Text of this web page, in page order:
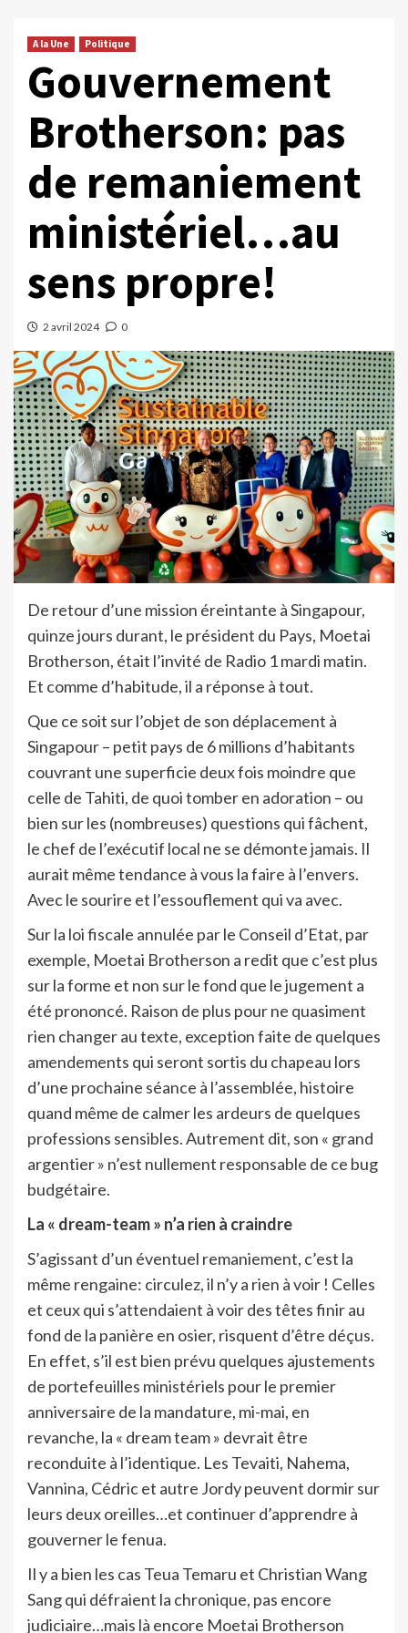
A la Une Politique
Gouvernement
Brotherson: pas
de remaniement
ministériel…au
sens propre!
2 avril 2024 0
De retour d’une mission éreintante à Singapour,
quinze jours durant, le président du Pays, Moetai
Brotherson, était l’invité de Radio 1 mardi matin.
Et comme d’habitude, il a réponse à tout.
Que ce soit sur l’objet de son déplacement à
Singapour – petit pays de 6 millions d’habitants
couvrant une superficie deux fois moindre que
celle de Tahiti, de quoi tomber en adoration – ou
bien sur les (nombreuses) questions qui fâchent,
le chef de l’exécutif local ne se démonte jamais. Il
aurait même tendance à vous la faire à l’envers.
Avec le sourire et l’essouflement qui va avec.
Sur la loi fiscale annulée par le Conseil d’Etat, par
exemple, Moetai Brotherson a redit que c’est plus
sur la forme et non sur le fond que le jugement a
été prononcé. Raison de plus pour ne quasiment
rien changer au texte, exception faite de quelques
amendements qui seront sortis du chapeau lors
d’une prochaine séance à l’assemblée, histoire
quand même de calmer les ardeurs de quelques
professions sensibles. Autrement dit, son « grand
argentier » n’est nullement responsable de ce bug
budgétaire.
La « dream-team » n’a rien à craindre
S’agissant d’un éventuel remaniement, c’est la
même rengaine: circulez, il n’y a rien à voir ! Celles
et ceux qui s’attendaient à voir des têtes finir au
fond de la panière en osier, risquent d’être déçus.
En effet, s’il est bien prévu quelques ajustements
de portefeuilles ministériels pour le premier
anniversaire de la mandature, mi-mai, en
revanche, la « dream team » devrait être
reconduite à l’identique. Les Tevaiti, Nahema,
Vannina, Cédric et autre Jordy peuvent dormir sur
leurs deux oreilles…et continuer d’apprendre à
gouverner le fenua.
Il y a bien les cas Teua Temaru et Christian Wang
Sang qui défraient la chronique, pas encore
judiciaire…mais là encore Moetai Brotherson